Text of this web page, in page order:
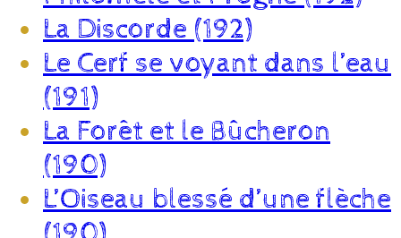
La Discorde (192)
Le Cerf se voyant dans l’eau
(191)
La Forêt et le Bûcheron
(190)
L’Oiseau blessé d’une flèche